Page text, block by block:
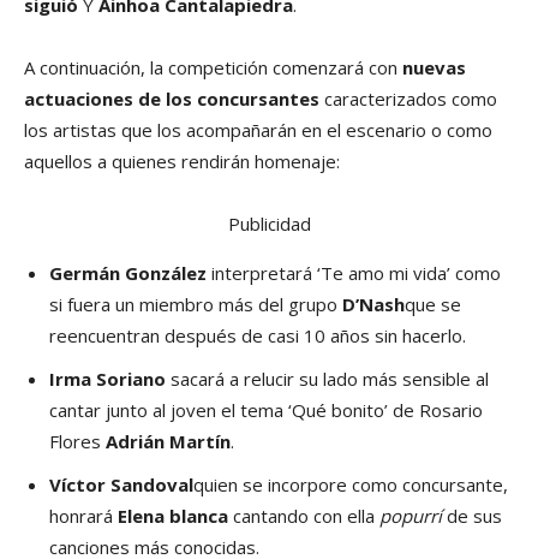
siguió Y Ainhoa ​​Cantalapiedra.
A continuación, la competición comenzará con nuevas
actuaciones de los concursantes caracterizados como
los artistas que los acompañarán en el escenario o como
aquellos a quienes rendirán homenaje:
Publicidad
Germán González interpretará ‘Te amo mi vida’ como
si fuera un miembro más del grupo D’Nashque se
reencuentran después de casi 10 años sin hacerlo.
Irma Soriano sacará a relucir su lado más sensible al
cantar junto al joven el tema ‘Qué bonito’ de Rosario
Flores Adrián Martín.
Víctor Sandovalquien se incorpore como concursante,
honrará Elena blanca cantando con ella popurríde sus
canciones más conocidas.